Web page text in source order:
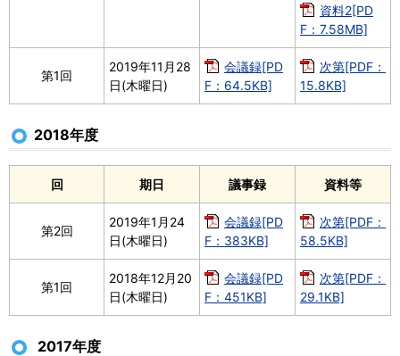
資料2[PD
F：7.58MB]
第1回
2019年11月28
日(木曜日)
会議録[PD
F：64.5KB]
次第[PDF：
15.8KB]
2018年度
回 期日 議事録 資料等
第2回
2019年1月24
日(木曜日)
会議録[PD
F：383KB]
次第[PDF：
58.5KB]
第1回
2018年12月20
日(木曜日)
会議録[PD
F：451KB]
次第[PDF：
29.1KB]
2017年度